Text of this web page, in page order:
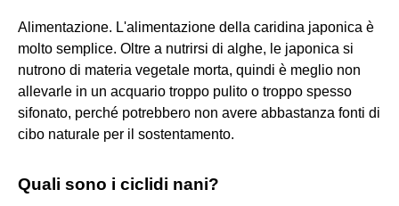
Alimentazione. L'alimentazione della caridina japonica è
molto semplice. Oltre a nutrirsi di alghe, le japonica si
nutrono di materia vegetale morta, quindi è meglio non
allevarle in un acquario troppo pulito o troppo spesso
sifonato, perché potrebbero non avere abbastanza fonti di
cibo naturale per il sostentamento.
Quali sono i ciclidi nani?